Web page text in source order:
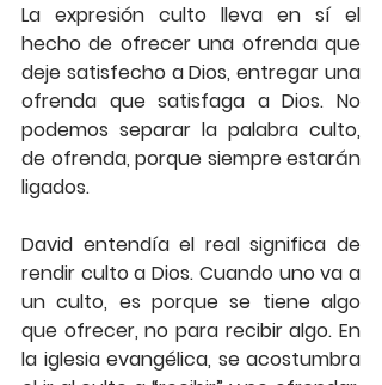
La expresión culto lleva en sí el
hecho de ofrecer una ofrenda que
deje satisfecho a Dios, entregar una
ofrenda que satisfaga a Dios. No
podemos separar la palabra culto,
de ofrenda, porque siempre estarán
ligados.
David entendía el real significa de
rendir culto a Dios. Cuando uno va a
un culto, es porque se tiene algo
que ofrecer, no para recibir algo. En
la iglesia evangélica, se acostumbra